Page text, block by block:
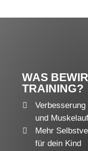
WAS
TRAINING?
und
Mehr
für dein Kind